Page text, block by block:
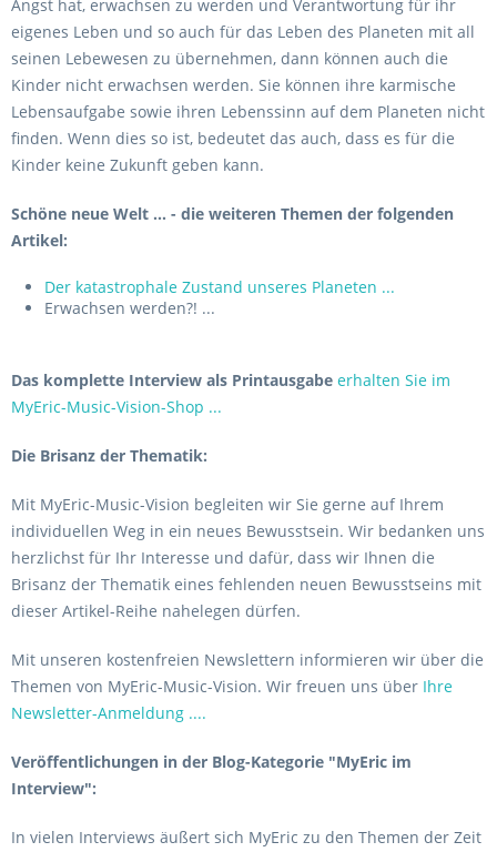
Angst hat, erwachsen zu werden und Verantwortung für ihr
eigenes Leben und so auch für das Leben des Planeten mit all
seinen Lebewesen zu übernehmen, dann können auch die
Kinder nicht erwachsen werden. Sie können ihre karmische
Lebensaufgabe sowie ihren Lebenssinn auf dem Planeten nicht
finden. Wenn dies so ist, bedeutet das auch, dass es für die
Kinder keine Zukunft geben kann.
Schöne neue Welt ... - die weiteren Themen der folgenden
Artikel:
Der katastrophale Zustand unseres Planeten ...
Erwachsen werden?! ...
Das komplette Interview als Printausgabe erhalten Sie im
MyEric-Music-Vision-Shop ...
Die Brisanz der Thematik:
Mit MyEric-Music-Vision begleiten wir Sie gerne auf Ihrem
individuellen Weg in ein neues Bewusstsein. Wir bedanken uns
herzlichst für Ihr Interesse und dafür, dass wir Ihnen die
Brisanz der Thematik eines fehlenden neuen Bewusstseins mit
dieser Artikel-Reihe nahelegen dürfen.
Mit unseren kostenfreien Newslettern informieren wir über die
Themen von MyEric-Music-Vision. Wir freuen uns über Ihre
Newsletter-Anmeldung ....
Veröffentlichungen in der Blog-Kategorie "MyEric im
Interview":
In vielen Interviews äußert sich MyEric zu den Themen der Zeit